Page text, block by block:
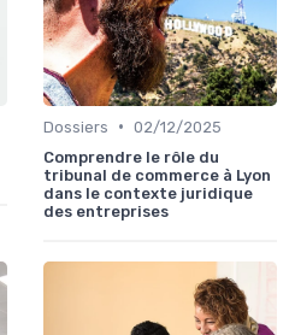
Dossiers • 02/12/2025
Comprendre le rôle du
tribunal de commerce à Lyon
dans le contexte juridique
des entreprises